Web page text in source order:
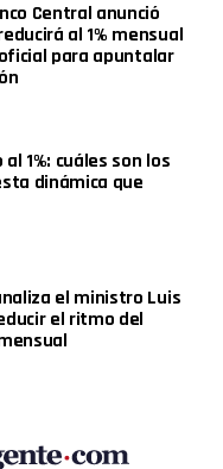
Central anunció
al 1% mensual
para apuntalar
1%: cuáles son los
dinámica que
el ministro Luis
el ritmo del